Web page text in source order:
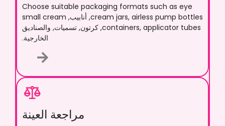
Choose suitable packaging formats such as eye
cream jars ,airless pump bottles , أنابيب,small cream
containers ,applicator tubes
, كرتون, تسميات, والصناديق
الخارجية.
مراجعة العينة